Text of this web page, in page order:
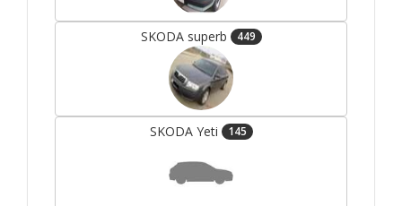
SKODA superb 449
SKODA Yeti 145